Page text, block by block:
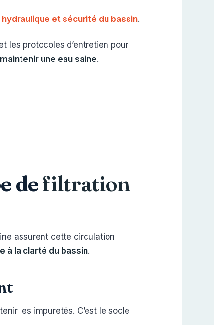
hydraulique et sécurité du bassin.
les protocoles d’entretien pour
maintenir une eau saine.
defiltration
assurent cette circulation
à la clarté du bassin.
les impuretés. C’est le socle